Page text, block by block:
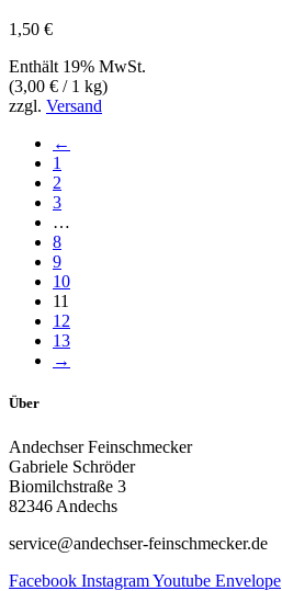
1,50 €
Enthält 19% MwSt.
(3,00 € / 1 kg)
zzgl. Versand
←
1
2
3
…
8
9
10
11
12
13
→
Über
Andechser Feinschmecker
Gabriele Schröder
Biomilchstraße 3
82346 Andechs
service@andechser-feinschmecker.de
Facebook InstagramYoutube Envelope